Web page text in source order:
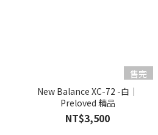
售完
New Balance XC-72 -白｜
Preloved 精品
NT$3,500